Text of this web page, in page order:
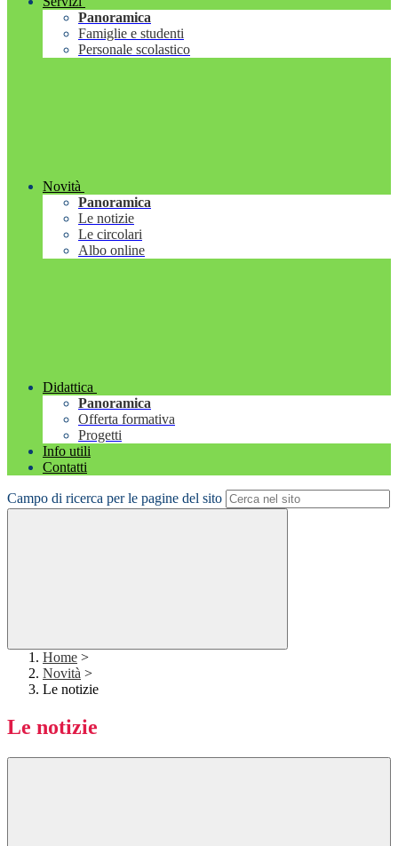
Panoramica
Famiglie e studenti
Personale scolastico
Novità
Panoramica
Le notizie
Le circolari
Albo online
Didattica
Panoramica
Offerta formativa
Progetti
Info utili
Contatti
Campo di ricerca per le pagine del sito
Home >
Novità >
Le notizie
Le notizie